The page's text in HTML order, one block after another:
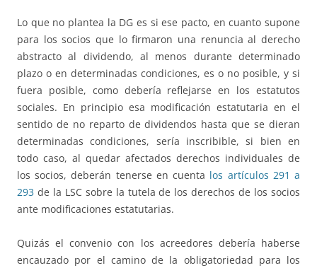
Lo que no plantea la DG es si ese pacto, en cuanto supone
para los socios que lo firmaron una renuncia al derecho
abstracto al dividendo, al menos durante determinado
plazo o en determinadas condiciones, es o no posible, y si
fuera posible, como debería reflejarse en los estatutos
sociales. En principio esa modificación estatutaria en el
sentido de no reparto de dividendos hasta que se dieran
determinadas condiciones, sería inscribible, si bien en
todo caso, al quedar afectados derechos individuales de
los socios, deberán tenerse en cuenta los artículos 291 a
293 de la LSC sobre la tutela de los derechos de los socios
ante modificaciones estatutarias.
Quizás el convenio con los acreedores debería haberse
encauzado por el camino de la obligatoriedad para los